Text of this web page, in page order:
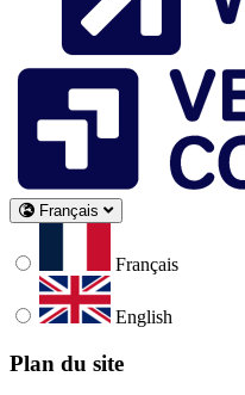
Français
Français
English
Plan du site